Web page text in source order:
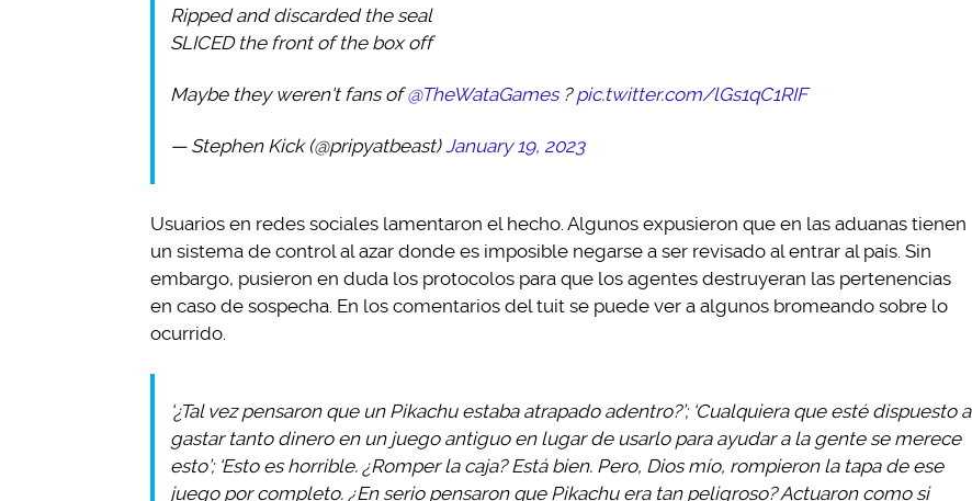
Ripped and discarded the seal
SLICED the front of the box off
Maybe they weren't fans of@TheWataGames?pic.twitter.com/lGs1qC1RIF
— Stephen Kick (@pripyatbeast)January 19, 2023
Usuarios en redes sociales lamentaron el hecho. Algunos expusieron que en las aduanas tienen
un sistema de control al azar donde es imposible negarse a ser revisado al entrar al país. Sin
embargo, pusieron en duda los protocolos para que los agentes destruyeran las pertenencias
en caso de sospecha. En los comentarios del tuit se puede ver a algunos bromeando sobre lo
ocurrido.
‘¿Tal vez pensaron que un Pikachu estaba atrapado adentro?’; ‘Cualquiera que esté dispuesto a
gastar tanto dinero en un juego antiguo en lugar de usarlo para ayudar a la gente se merece
esto’; ‘Esto es horrible. ¿Romper la caja? Está bien. Pero, Dios mío, rompieron la tapa de ese
juego por completo. ¿En serio pensaron que Pikachu era tan peligroso? Actuaron como si